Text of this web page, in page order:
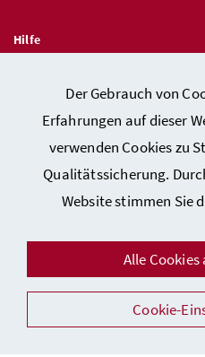
Der Gebrauch von
Erfahrungen auf dieser
verwenden Cookies zu
Qualitätssicherung.
Website stimmen Sie
Alle
Cookie-
Hilfe
Quicklinks